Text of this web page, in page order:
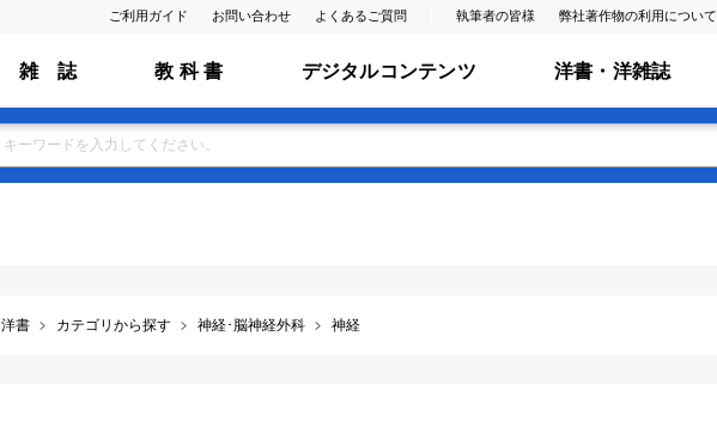
ご利用ガイド お問い合わせ よくあるご質問 執筆者の皆様 弊社著作物の利用について
雑 誌 教 科 書 デジタルコンテンツ 洋書・洋雑誌
洋書 カテゴリから探す 神経･脳神経外科 神経